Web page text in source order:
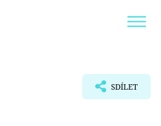
SDÍLET